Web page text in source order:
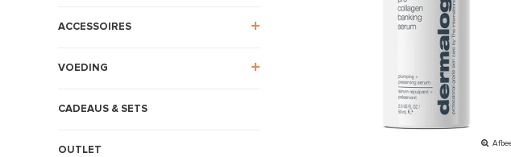
ACCESSOIRES
VOEDING
CADEAUS & SETS
OUTLET